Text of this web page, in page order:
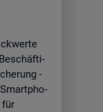
-
für